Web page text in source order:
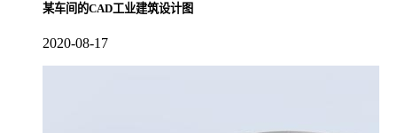
某车间的CAD工业建筑设计图
2020-08-17